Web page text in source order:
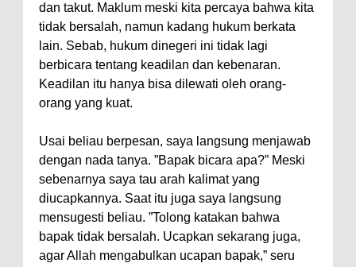
dan takut. Maklum meski kita percaya bahwa kita
tidak bersalah, namun kadang hukum berkata
lain. Sebab, hukum dinegeri ini tidak lagi
berbicara tentang keadilan dan kebenaran.
Keadilan itu hanya bisa dilewati oleh orang-
orang yang kuat.
Usai beliau berpesan, saya langsung menjawab
dengan nada tanya. ”Bapak bicara apa?” Meski
sebenarnya saya tau arah kalimat yang
diucapkannya. Saat itu juga saya langsung
mensugesti beliau. ”Tolong katakan bahwa
bapak tidak bersalah. Ucapkan sekarang juga,
agar Allah mengabulkan ucapan bapak,” seru